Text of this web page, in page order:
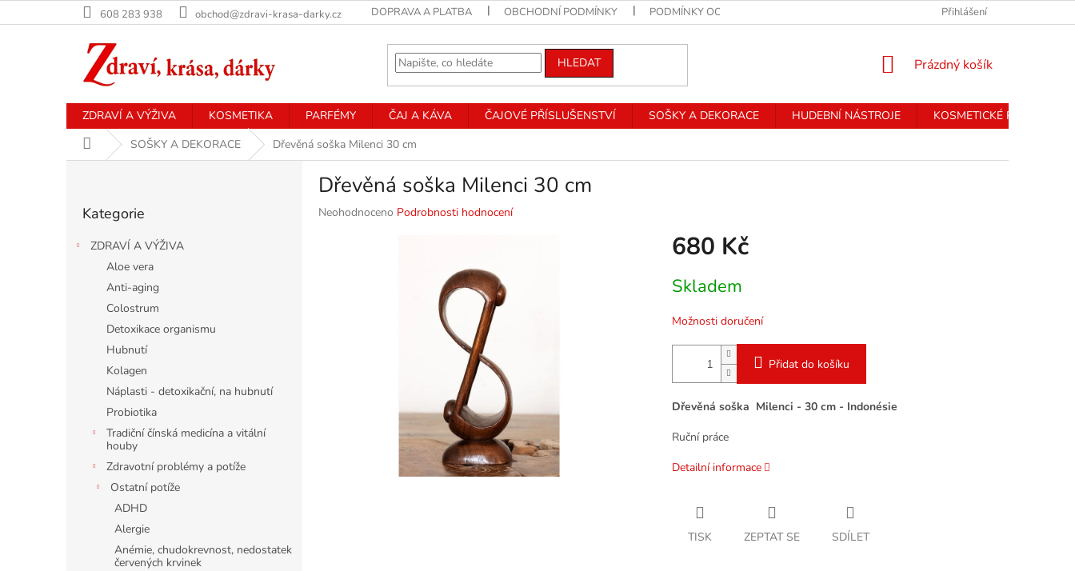
na
608 283 938 obchod@zdravi-krasa-darky.cz DOPRAVA A PLATBA OBCHODNÍ PODMÍNKY PODMÍNKY OCHRANY OSOBNÍCH ÚDAJŮ Přihlášení
HLEDAT
NÁKUPNÍ
Prázdný košík
ZDRAVÍ A VÝŽIVA KOSMETIKA PARFÉMY ČAJ A KÁVA ČAJOVÉ PŘÍSLUŠENSTVÍ SOŠKY A DEKORACE HUDEBNÍ NÁSTROJE
KOSMETICKÉ PŘÍSTROJE
Domů SOŠKY A DEKORACE Dřevěná soška Milenci 30 cm
kategorie
Kategorie
ZDRAVÍ A VÝŽIVA
Aloe vera
Anti-aging
Colostrum
Detoxikace organismu
Hubnutí
Kolagen
Náplasti - detoxikační, na hubnutí
Probiotika
Tradiční čínská medicína a vitální
houby
Zdravotní problémy a potíže
Ostatní potíže
ADHD
Alergie
Anémie, chudokrevnost, nedostatek
červených krvinek
Dřevěná soška Milenci 30 cm
Průměrné
Neohodnoceno Podrobnosti hodnocení
680 Kč
cena:
Skladem
Možnosti doručení
Přidat do košíku
Dřevěná soška Milenci - 30 cm - Indonésie
Ruční práce
Detailní informace
TISK ZEPTAT SE SDÍLET